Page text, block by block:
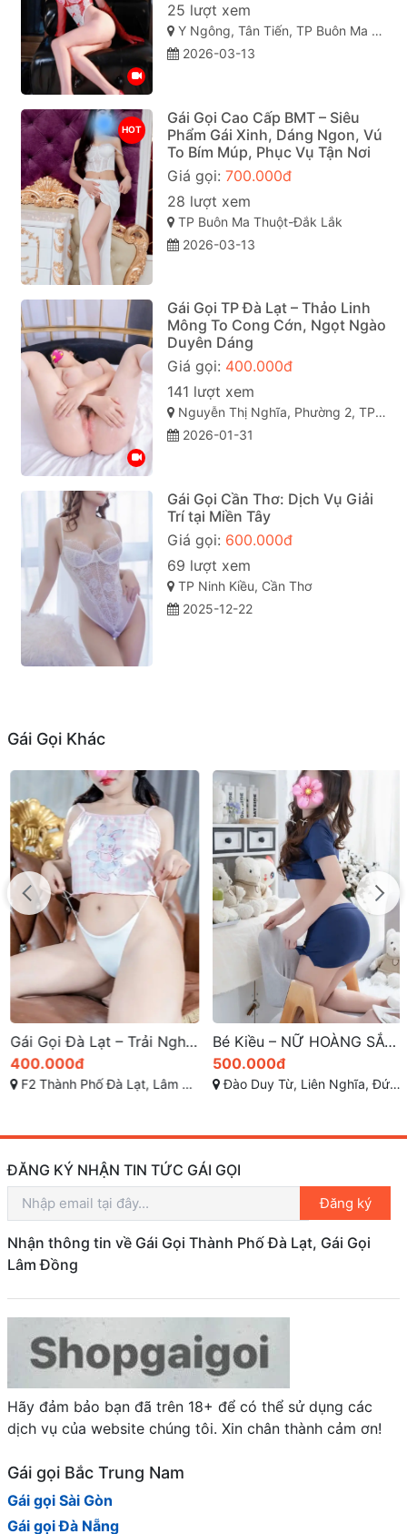
25 lượt xem
Y Ngông, Tân Tiến, TP Buôn Ma Thuột, Đắk Lắk
2026-03-13
HOT
Gái Gọi Cao Cấp BMT – Siêu
Phẩm Gái Xinh, Dáng Ngon, Vú
To Bím Múp, Phục Vụ Tận Nơi
Giá gọi: 700.000đ
28 lượt xem
TP Buôn Ma Thuột-Đắk Lắk
2026-03-13
Gái Gọi TP Đà Lạt – Thảo Linh
Mông To Cong Cớn, Ngọt Ngào
Duyên Dáng
Giá gọi: 400.000đ
141 lượt xem
Nguyễn Thị Nghĩa, Phường 2, TP Đà Lạt, Lâm Đồng
2026-01-31
Gái Gọi Cần Thơ: Dịch Vụ Giải
Trí tại Miền Tây
Giá gọi: 600.000đ
69 lượt xem
TP Ninh Kiều, Cần Thơ
2025-12-22
Gái Gọi Khác
Gái Gọi Đà Lạt – Trải Nghiệm Đẳng Cấp Với Nhật Ánh – Nhu Mì Ngọt Ngào, Nữ Thần Dâm Siêu Phê
400.000đ
F2 Thành Phố Đà Lạt, Lâm Đồng
Bé Kiều – NỮ HOÀNG SẮC ĐẸP, Body Sexy, Thân Hình Nóng Bỏng Siêu Quyến Rũ tại Lâm Đồng
500.000đ
Đào Duy Từ, Liên Nghĩa, Đức Trọng, Lâm Đồng
ĐĂNG KÝ NHẬN TIN TỨC GÁI GỌI
Đăng ký
Nhận thông tin về Gái Gọi Thành Phố Đà Lạt, Gái Gọi
Lâm Đồng
Hãy đảm bảo bạn đã trên 18+ để có thể sử dụng các
dịch vụ của website chúng tôi. Xin chân thành cảm ơn!
Gái gọi Bắc Trung Nam
Gái gọi Sài Gòn
Gái gọi Đà Nẵng